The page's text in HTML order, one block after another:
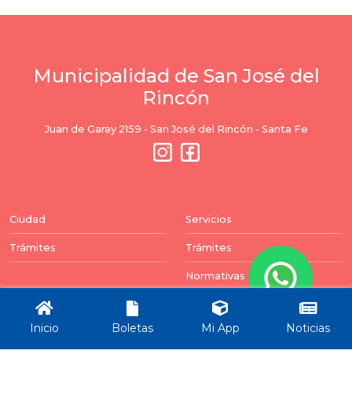
Municipalidad de San José del
Rincón
Juan de Garay 2159 - San José del Rincón - Santa Fe
Ciudad
Trámites
Servicios
Trámites
Normativas
Balances
Inicio Boletas Mi App Noticias